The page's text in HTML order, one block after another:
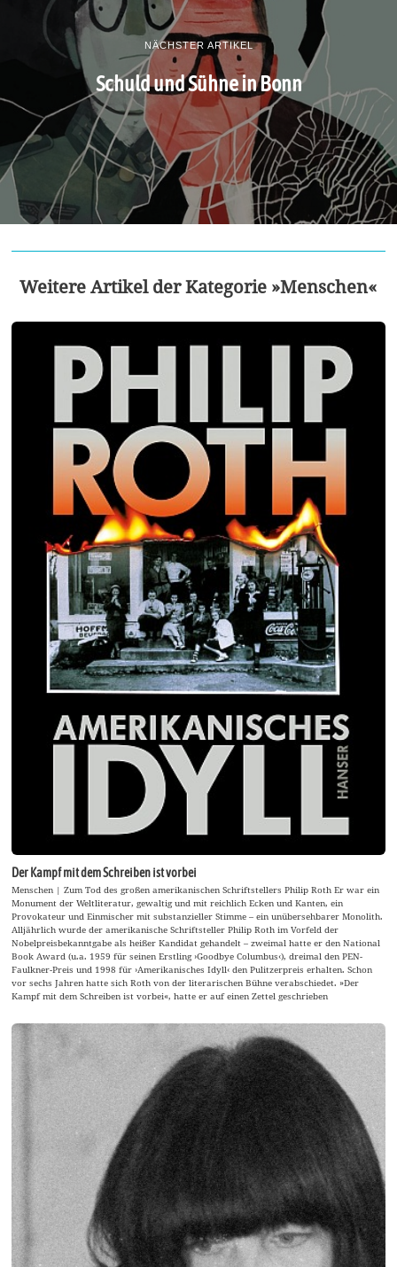
NÄCHSTER ARTIKEL
Schuld und Sühne in Bonn
Weitere Artikel der Kategorie »Menschen«
Der Kampf mit dem Schreiben ist vorbei
Menschen | Zum Tod des großen amerikanischen Schriftstellers Philip Roth Er war ein
Monument der Weltliteratur, gewaltig und mit reichlich Ecken und Kanten, ein
Provokateur und Einmischer mit substanzieller Stimme – ein unübersehbarer Monolith.
Alljährlich wurde der amerikanische Schriftsteller Philip Roth im Vorfeld der
Nobelpreisbekanntgabe als heißer Kandidat gehandelt – zweimal hatte er den National
Book Award (u.a. 1959 für seinen Erstling ›Goodbye Columbus‹), dreimal den PEN-
Faulkner-Preis und 1998 für ›Amerikanisches Idyll‹ den Pulitzerpreis erhalten. Schon
vor sechs Jahren hatte sich Roth von der literarischen Bühne verabschiedet. »Der
Kampf mit dem Schreiben ist vorbei«, hatte er auf einen Zettel geschrieben